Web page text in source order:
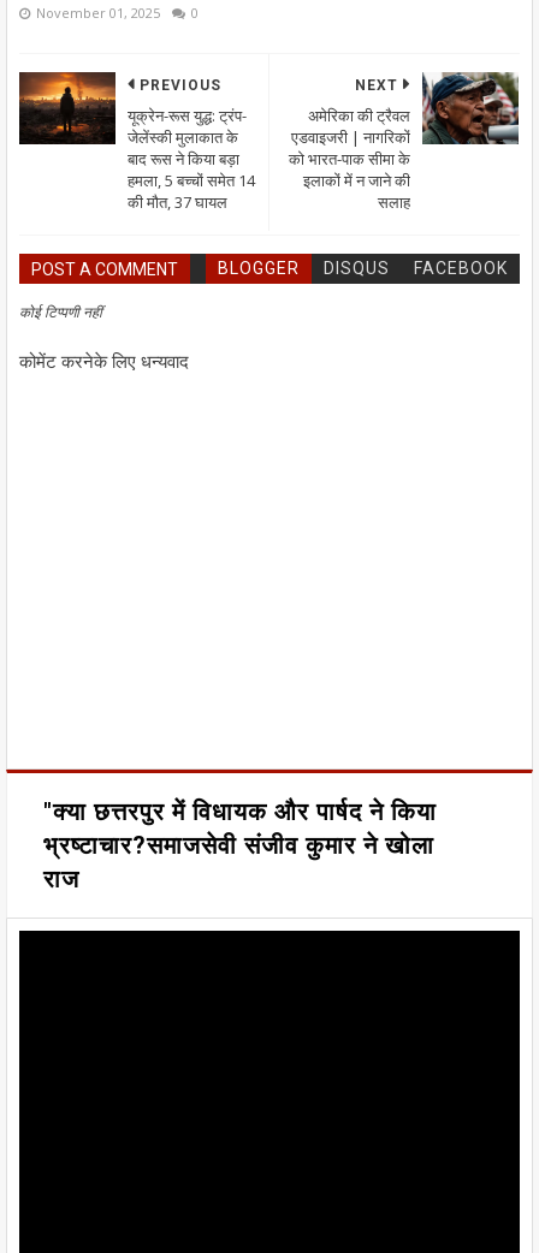
November 01, 2025 0
NEXT
अमेरिका की ट्रैवल
एडवाइजरी | नागरिकों
को भारत-पाक सीमा के
इलाकों में न जाने की
सलाह
PREVIOUS
यूक्रेन-रूस युद्ध: ट्रंप-
जेलेंस्की मुलाकात के
बाद रूस ने किया बड़ा
हमला, 5 बच्चों समेत 14
की मौत, 37 घायल
POST A COMMENT BLOGGER DISQUS FACEBOOK
कोई टिप्पणी नहीं
कोमेंट करनेके लिए धन्यवाद
"क्या छत्तरपुर में विधायक और पार्षद ने किया
भ्रष्टाचार?समाजसेवी संजीव कुमार ने खोला
राज